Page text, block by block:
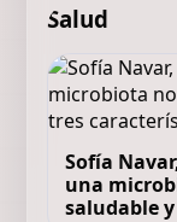
Salud
Sofía
una
saludable